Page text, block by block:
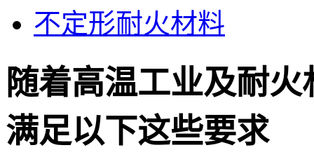
不定形耐火材料
随着高温工业及耐
满足以下这些要求